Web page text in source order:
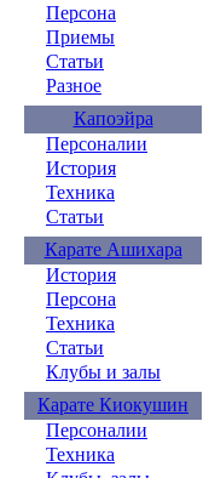
Персона
Приемы
Статьи
Разное
Капоэйра
Персоналии
История
Техника
Статьи
Карате Ашихара
История
Персона
Техника
Статьи
Клубы и залы
Карате Киокушин
Персоналии
Техника